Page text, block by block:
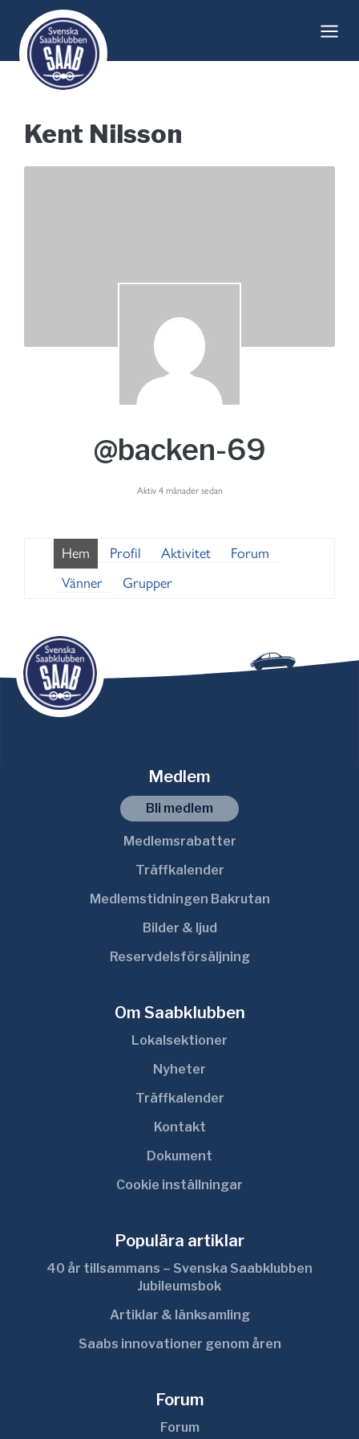
content
Kent Nilsson
@backen-69
Aktiv 4 månader sedan
Hem Profil Aktivitet
Forum
Vänner
Grupper
Medlem
Bli medlem
Medlemsrabatter
Träffkalender
Medlemstidningen Bakrutan
Bilder & ljud
Reservdelsförsäljning
Om Saabklubben
Lokalsektioner
Nyheter
Träffkalender
Kontakt
Dokument
Cookie inställningar
Populära artiklar
40 år tillsammans – Svenska Saabklubben
Jubileumsbok
Artiklar & länksamling
Saabs innovationer genom åren
Forum
Forum